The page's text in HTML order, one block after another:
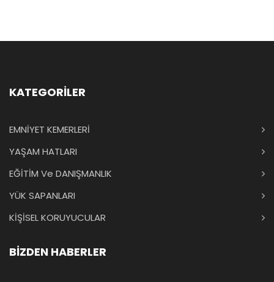
KATEGORİLER
EMNİYET KEMERLERİ
YAŞAM HATLARI
EĞİTİM Ve DANIŞMANLIK
YÜK SAPANLARI
KİŞİSEL KORUYUCULAR
BİZDEN HABERLER